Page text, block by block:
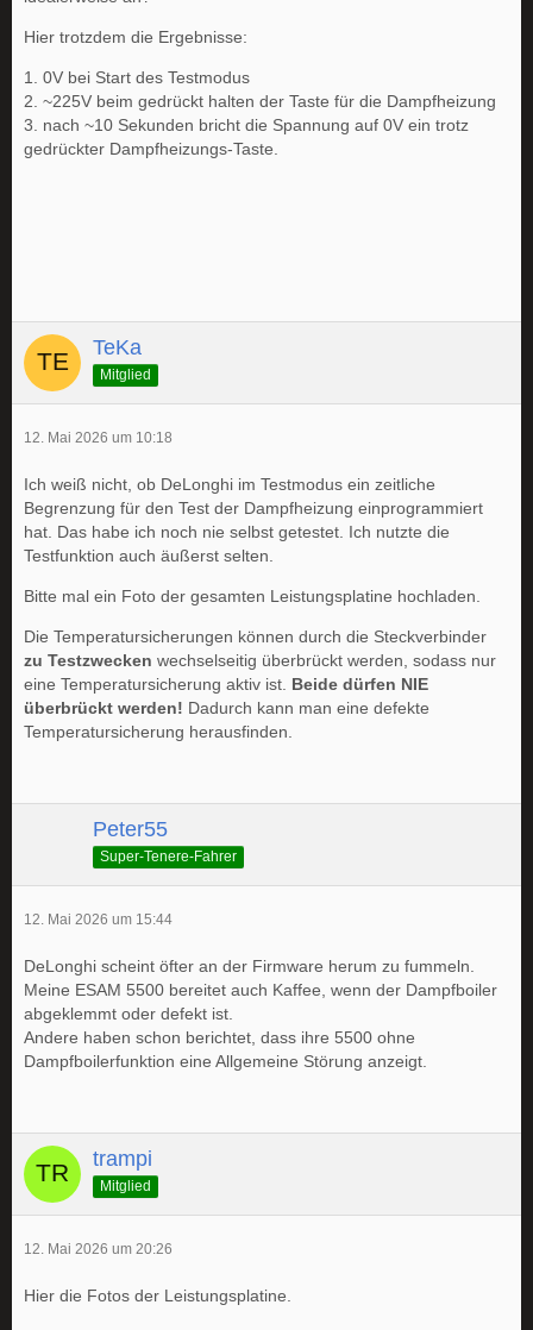
Hier trotzdem die Ergebnisse:
1. 0V bei Start des Testmodus
2. ~225V beim gedrückt halten der Taste für die Dampfheizung
3. nach ~10 Sekunden bricht die Spannung auf 0V ein trotz
gedrückter Dampfheizungs-Taste.
TeKa
Mitglied
12. Mai 2026 um 10:18
Ich weiß nicht, ob DeLonghi im Testmodus ein zeitliche
Begrenzung für den Test der Dampfheizung einprogrammiert
hat. Das habe ich noch nie selbst getestet. Ich nutzte die
Testfunktion auch äußerst selten.
Bitte mal ein Foto der gesamten Leistungsplatine hochladen.
Die Temperatursicherungen können durch die Steckverbinder
zu Testzwecken wechselseitig überbrückt werden, sodass nur
eine Temperatursicherung aktiv ist. Beide dürfen NIE
überbrückt werden! Dadurch kann man eine defekte
Temperatursicherung herausfinden.
Peter55
Super-Tenere-Fahrer
12. Mai 2026 um 15:44
DeLonghi scheint öfter an der Firmware herum zu fummeln.
Meine ESAM 5500 bereitet auch Kaffee, wenn der Dampfboiler
abgeklemmt oder defekt ist.
Andere haben schon berichtet, dass ihre 5500 ohne
Dampfboilerfunktion eine Allgemeine Störung anzeigt.
trampi
Mitglied
12. Mai 2026 um 20:26
Hier die Fotos der Leistungsplatine.